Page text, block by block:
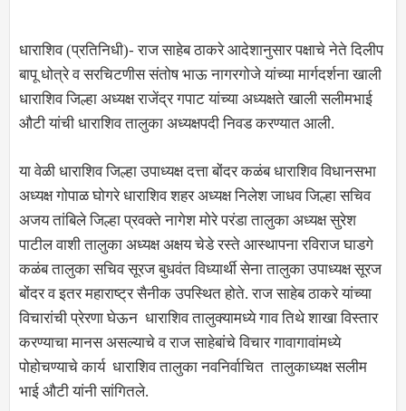
धाराशिव (प्रतिनिधी)- राज साहेब ठाकरे आदेशानुसार पक्षाचे नेते दिलीप
बापू धोत्रे व सरचिटणीस संतोष भाऊ नागरगोजे यांच्या मार्गदर्शना खाली
धाराशिव जिल्हा अध्यक्ष राजेंद्र गपाट यांच्या अध्यक्षते खाली सलीमभाई
औटी यांची धाराशिव तालुका अध्यक्षपदी निवड करण्यात आली.
या वेळी धाराशिव जिल्हा उपाध्यक्ष दत्ता बोंदर कळंब धाराशिव विधानसभा
अध्यक्ष गोपाळ घोगरे धाराशिव शहर अध्यक्ष निलेश जाधव जिल्हा सचिव
अजय तांबिले जिल्हा प्रवक्ते नागेश मोरे परंडा तालुका अध्यक्ष सुरेश
पाटील वाशी तालुका अध्यक्ष अक्षय चेडे रस्ते आस्थापना रविराज घाडगे
कळंब तालुका सचिव सूरज बुधवंत विध्यार्थी सेना तालुका उपाध्यक्ष सूरज
बोंदर व इतर महाराष्ट्र सैनीक उपस्थित होते. राज साहेब ठाकरे यांच्या
विचारांची प्रेरणा घेऊन धाराशिव तालुक्यामध्ये गाव तिथे शाखा विस्तार
करण्याचा मानस असल्याचे व राज साहेबांचे विचार गावागावांमध्ये
पोहोचण्याचे कार्य धाराशिव तालुका नवनिर्वाचित तालुकाध्यक्ष सलीम
भाई औटी यांनी सांगितले.